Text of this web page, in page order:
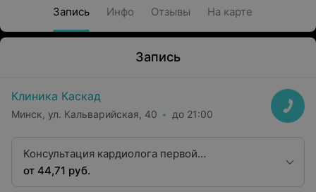
Запись Инфо Отзывы На карте
Запись
Клиника Каскад
Минск, ул. Кальварийская, 40 до 21:00
Консультация кардиолога первой
квалификационной категории
от 44,71 руб.